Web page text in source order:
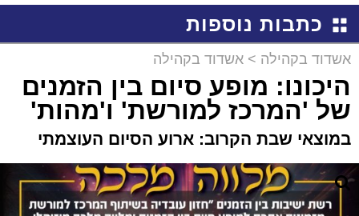
באשדוד
כתבות נוספות
אשדוד בקהילה > אשדוד בקהילה
היכונו: מופע סיום בין הזמנים
של 'המרכז למורשת' ו'מהות'
במוצאי שבת הקרוב: ארוע הסיום העוצמתי